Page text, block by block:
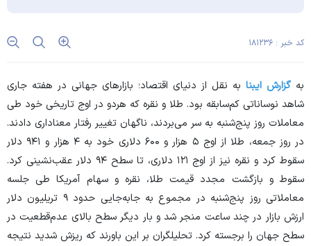
کد خبر : ۱۸۱۲۳۶
به گزارش ایبنا به نقل از دنیای اقتصاد؛ بازار‌های جهانی در هفته جاری
شاهد نوساناتی کم‌سابقه بود. طلا و نقره که هردو در اوج تاریخی خود طی
معاملات روز پنج‌شنبه به سر می‌بردند، ناگهان تغییر رفتار معناداری دادند.
در روز جمعه، طلا از اوج ۵ هزار و ۶۰۰ دلاری خود به ۴ هزار و ۹۴۱ دلار
سقوط کرد و نقره نیز از اوج ۱۲۱ دلاری، تا سطح ۹۴ دلار عقب‌نشینی کرد.
سقوط و بازگشت مجدد قیمت طلا، نقره و سهام آمریکا طی جلسه
معاملاتی روز پنج‌شنبه در مجموع به جابه‌جایی حدود ۹ تریلیون دلار
ارزش بازار در چند ساعت منجر شد و بار دیگر سطح بالای عدم‌قطعیت در
سطح جهان را برجسته کرد. تحلیلگران بر این باورند که ریزش شدید نتیجه